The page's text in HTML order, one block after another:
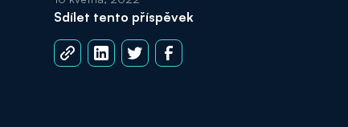
Sdílet tento příspěvek